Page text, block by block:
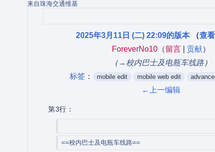
来自珠海交通维基
2025年3月11日 (二) 22:09的版本 （查
ForeverNo10（留言| 贡献）
（→‎校内巴士及电瓶车线路）
标签： mobile edit mobile web edit
←上一编辑
第3行：
==校内巴士及电瓶车线路==